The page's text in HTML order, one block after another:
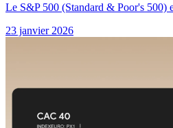
Le S&P 500 (Standard & Poor's 500)
23 janvier 2026